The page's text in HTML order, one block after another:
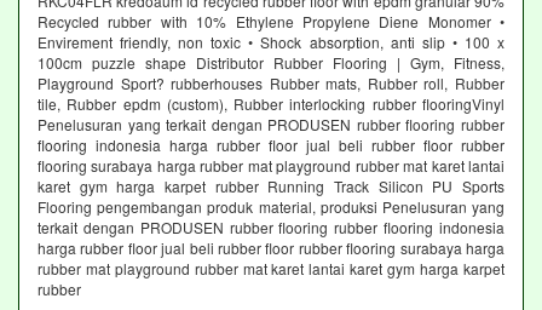
Recycled rubber with 10% Ethylene Propylene Diene Monomer •
Envirement friendly, non toxic • Shock absorption, anti slip • 100 x
100cm puzzle shape Distributor Rubber Flooring | Gym, Fitness,
Playground Sport? rubberhouses Rubber mats, Rubber roll, Rubber
tile, Rubber epdm (custom), Rubber interlocking rubber flooringVinyl
Penelusuran yang terkait dengan PRODUSEN rubber flooring rubber
flooring indonesia harga rubber floor jual beli rubber floor rubber
flooring surabaya harga rubber mat playground rubber mat karet lantai
karet gym harga karpet rubber Running Track Silicon PU Sports
Flooring pengembangan produk material, produksi Penelusuran yang
terkait dengan PRODUSEN rubber flooring rubber flooring indonesia
harga rubber floor jual beli rubber floor rubber flooring surabaya harga
rubber mat playground rubber mat karet lantai karet gym harga karpet
rubber